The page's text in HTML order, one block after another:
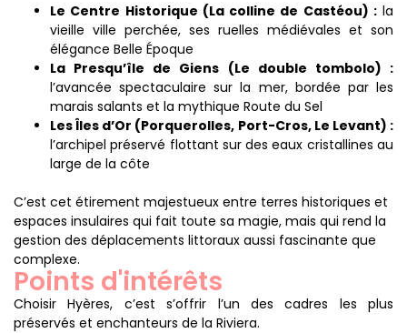
Le Centre Historique (La colline de Castéou) :la
vieille ville perchée, ses ruelles médiévales et son
élégance Belle Époque
La Presqu’île de Giens (Le double tombolo) :
l’avancée spectaculaire sur la mer, bordée par les
marais salants et la mythique Route du Sel
Les Îles d’Or (Porquerolles, Port-Cros, Le Levant) :
l’archipel préservé flottant sur des eaux cristallines au
large de la côte
C’est cet étirement majestueux entre terres historiques et
espaces insulaires qui fait toute sa magie, mais qui rend la
gestion des déplacements littoraux aussi fascinante que
complexe.
Points d'intérêts
Choisir Hyères, c’est s’offrir l’un des cadres les plus
préservés et enchanteurs de la Riviera.